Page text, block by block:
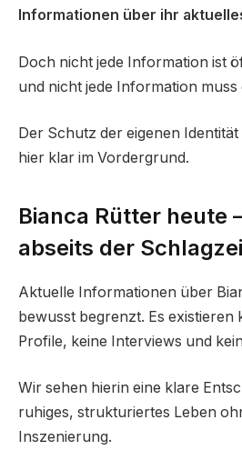
Informationen über ihr
Doch nicht jede Information ist
und nicht jede Information muss
Der Schutz der eigenen
hier klar im Vordergrund.
Bianca Rütter heute
abseits der
Aktuelle Informationen über
bewusst begrenzt. Es existieren
Profile, keine Interviews und
Wir sehen hierin eine klare
ruhiges, strukturiertes Leben
Inszenierung.